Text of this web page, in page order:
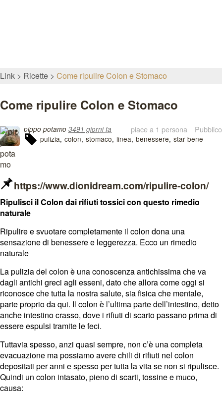
Link Ricette Come ripulire Colon e Stomaco
Come ripulire Colon e Stomaco
Pubblico
piace a 1 persona
pippo potamo 3491 giorni fa
pulizia colon stomaco linea benessere star bene
https://www.dionidream.com/ripulire-colon/
Ripulisci il Colon dai rifiuti tossici con questo rimedio
naturale
Ripulire e svuotare completamente il colon dona una
sensazione di benessere e leggerezza. Ecco un rimedio
naturale
La pulizia del colon è una conoscenza antichissima che va
dagli antichi greci agli esseni, dato che allora come oggi si
riconosce che tutta la nostra salute, sia fisica che mentale,
parte proprio da qui. Il colon è l’ultima parte dell’intestino, detto
anche intestino crasso, dove i rifiuti di scarto passano prima di
essere espulsi tramite le feci.
Tuttavia spesso, anzi quasi sempre, non c’è una completa
evacuazione ma possiamo avere chili di rifiuti nel colon
depositati per anni e spesso per tutta la vita se non si ripulisce.
Quindi un colon intasato, pieno di scarti, tossine e muco,
causa: